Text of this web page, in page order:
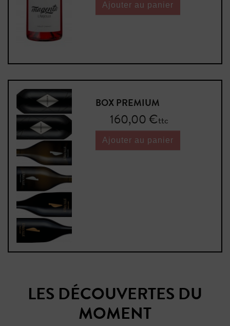
Ajouter au panier
BOX PREMIUM
Prix160,00 €ttc
Ajouter au panier
LES DÉCOUVERTES DU
MOMENT